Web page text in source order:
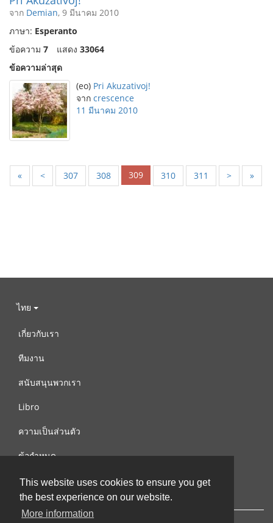
This website uses cookies to ensure you get
the best experience on our website.
More information
จาก Demian, 9 มีนาคม 2010
ภาษา: Esperanto
ข้อความ 7 แสดง 33064
ข้อความล่าสุด
(eo) Pri Akuzativoj!
จาก crescence
11 มีนาคม 2010
« < 307 308 309 310 311 > »
ไทย
เกี่ยวกับเรา
ทีมงาน
สนับสนุนพวกเรา
Libro
ความเป็นส่วนตัว
ข้อกำหนด
ติดต่อเรา